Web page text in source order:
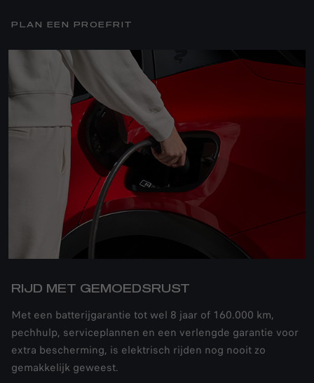
PLAN EEN PROEFRIT
RIJD MET GEMOEDSRUST
Met een batterijgarantie tot wel 8 jaar of 160.000 km,
pechhulp, serviceplannen en een verlengde garantie voor
extra bescherming, is elektrisch rijden nog nooit zo
gemakkelijk geweest.